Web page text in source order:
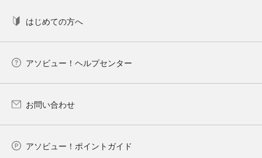
はじめての方へ
アソビュー！ヘルプセンター
お問い合わせ
アソビュー！ポイントガイド